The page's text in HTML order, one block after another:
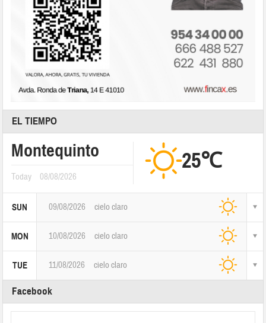
EL TIEMPO
Montequinto
Today 08/08/2026
25℃
SUN 09/08/2026 cielo claro
MON 10/08/2026 cielo claro
TUE 11/08/2026 cielo claro
Facebook